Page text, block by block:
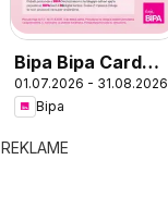
Bipa Bipa Card
ponuda
01.07.2026 - 31.08.2026
Bipa
REKLAME